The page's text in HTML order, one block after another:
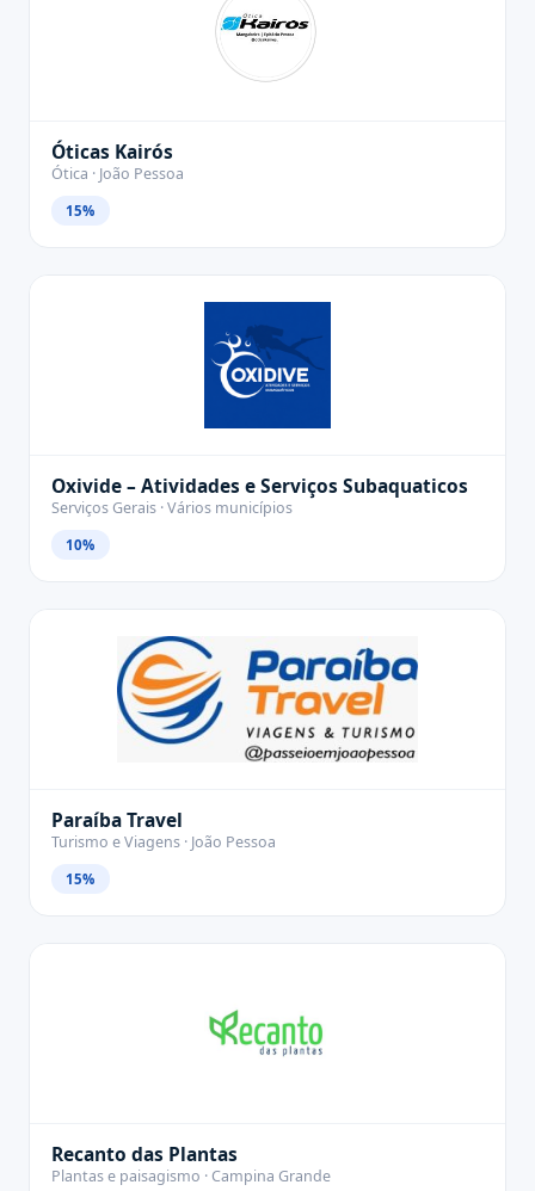
Óticas Kairós
Ótica · João Pessoa
15%
Oxivide – Atividades e Serviços Subaquaticos
Serviços Gerais · Vários municípios
10%
Paraíba Travel
Turismo e Viagens · João Pessoa
15%
Recanto das Plantas
Plantas e paisagismo · Campina Grande